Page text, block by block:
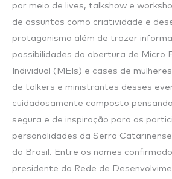
por meio de lives, talkshow e
de assuntos como criatividade e
protagonismo além de trazer
possibilidades da abertura de Micro
Individual (MEIs) e cases de
de talkers e ministrantes desses
cuidadosamente composto
segura e de inspiração para as
personalidades da Serra
do Brasil. Entre os nomes
presidente da Rede de